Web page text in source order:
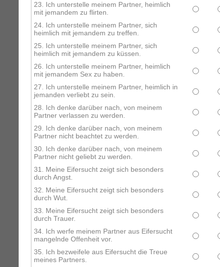
23. Ich unterstelle meinem Partner, heimlich
mit jemandem zu flirten.
24. Ich unterstelle meinem Partner, sich
heimlich mit jemandem zu treffen.
25. Ich unterstelle meinem Partner, sich
heimlich mit jemandem zu küssen.
26. Ich unterstelle meinem Partner, heimlich
mit jemandem Sex zu haben.
27. Ich unterstelle meinem Partner, heimlich in
jemanden verliebt zu sein.
28. Ich denke darüber nach, von meinem
Partner verlassen zu werden.
29. Ich denke darüber nach, von meinem
Partner nicht beachtet zu werden.
30. Ich denke darüber nach, von meinem
Partner nicht geliebt zu werden.
31. Meine Eifersucht zeigt sich besonders
durch Angst.
32. Meine Eifersucht zeigt sich besonders
durch Wut.
33. Meine Eifersucht zeigt sich besonders
durch Trauer.
34. Ich werfe meinem Partner aus Eifersucht
mangelnde Offenheit vor.
35. Ich bezweifele aus Eifersucht die Treue
meines Partners.